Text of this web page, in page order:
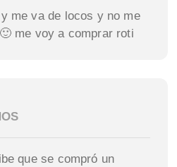
me va de locos y no me
me voy a comprar roti
que se compró un